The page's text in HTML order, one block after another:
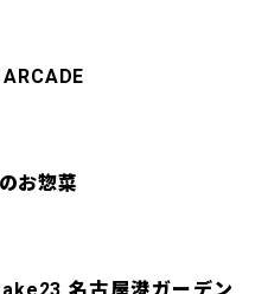
お惣菜